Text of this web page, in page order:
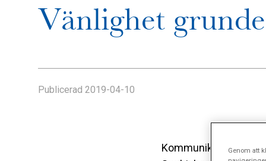
Vänlighet
Publicerad 2019-04-10
Kommunikation och
Genom att